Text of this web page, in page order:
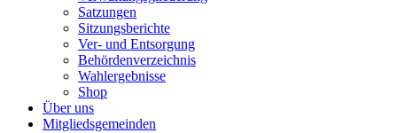
Satzungen
Sitzungsberichte
Ver- und Entsorgung
Behördenverzeichnis
Wahlergebnisse
Shop
Über uns
Mitgliedsgemeinden